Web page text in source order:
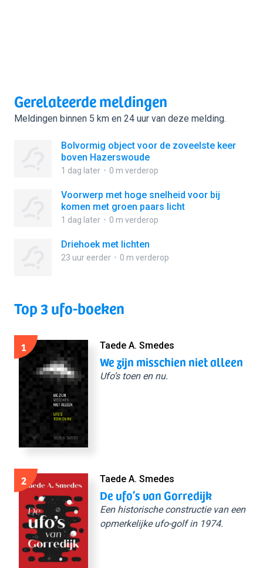
Gerelateerde meldingen
Meldingen binnen 5 km en 24 uur van deze melding.
Bolvormig object voor de zoveelste keer
boven Hazerswoude
1 dag later 0 m verderop
Voorwerp met hoge snelheid voor bij
komen met groen paars licht
1 dag later 0 m verderop
Driehoek met lichten
23 uur eerder 0 m verderop
Top 3 ufo-boeken
1 Taede A. Smedes
We zijn misschien niet alleen
Ufo’s toen en nu.
2 Taede A. Smedes
De ufo’s van Gorredijk
Een historische constructie van een
opmerkelijke ufo-golf in 1974.